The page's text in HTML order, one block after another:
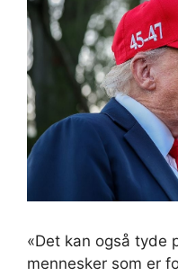
«Det kan også tyde
mennesker som er